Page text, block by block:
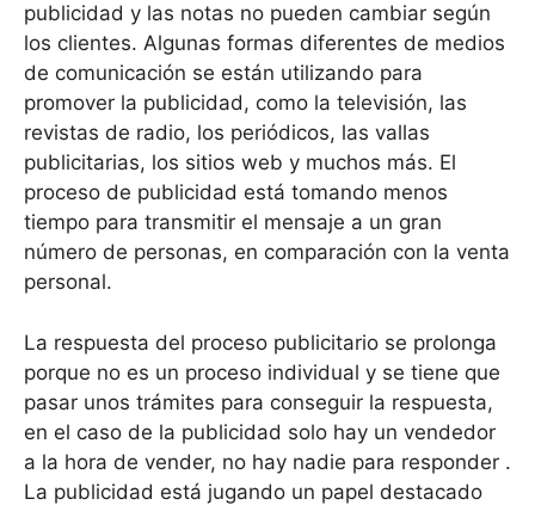
publicidad y las notas no pueden cambiar según
los clientes. Algunas formas diferentes de medios
de comunicación se están utilizando para
promover la publicidad, como la televisión, las
revistas de radio, los periódicos, las vallas
publicitarias, los sitios web y muchos más. El
proceso de publicidad está tomando menos
tiempo para transmitir el mensaje a un gran
número de personas, en comparación con la venta
personal.
La respuesta del proceso publicitario se prolonga
porque no es un proceso individual y se tiene que
pasar unos trámites para conseguir la respuesta,
en el caso de la publicidad solo hay un vendedor
a la hora de vender, no hay nadie para responder .
La publicidad está jugando un papel destacado